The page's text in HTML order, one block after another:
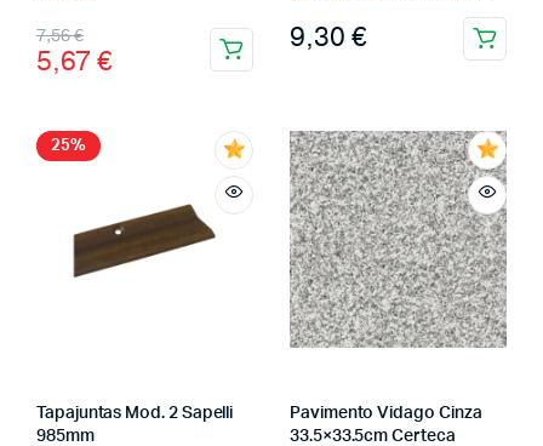
7,56€
5,67 €
9,30 €
25%
Tapajuntas Mod. 2 Sapelli
985mm
Pavimento Vidago Cinza
33.5×33.5cm Certeca